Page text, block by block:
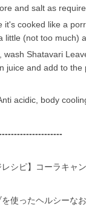
and salt as
it's cooked like a
little (not too much)
wash Shatavari
juice and add to the
acidic, body
レシピ】コーラキャ
使ったヘルシーな